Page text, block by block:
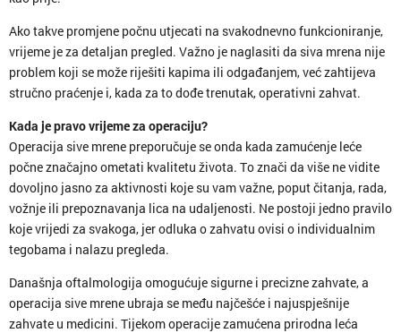
Ako takve promjene počnu utjecati na svakodnevno funkcioniranje,
vrijeme je za detaljan pregled. Važno je naglasiti da siva mrena nije
problem koji se može riješiti kapima ili odgađanjem, već zahtijeva
stručno praćenje i, kada za to dođe trenutak, operativni zahvat.
Kada je pravo vrijeme za operaciju?
Operacija sive mrene preporučuje se onda kada zamućenje leće
počne značajno ometati kvalitetu života. To znači da više ne vidite
dovoljno jasno za aktivnosti koje su vam važne, poput čitanja, rada,
vožnje ili prepoznavanja lica na udaljenosti. Ne postoji jedno pravilo
koje vrijedi za svakoga, jer odluka o zahvatu ovisi o individualnim
tegobama i nalazu pregleda.
Današnja oftalmologija omogućuje sigurne i precizne zahvate, a
operacija sive mrene ubraja se među najčešće i najuspješnije
zahvate u medicini. Tijekom operacije zamućena prirodna leća